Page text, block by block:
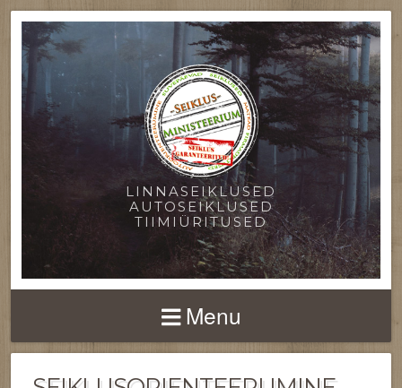
LINNASEIKLUSED
AUTOSEIKLUSED
TIIMIÜRITUSED
Menu